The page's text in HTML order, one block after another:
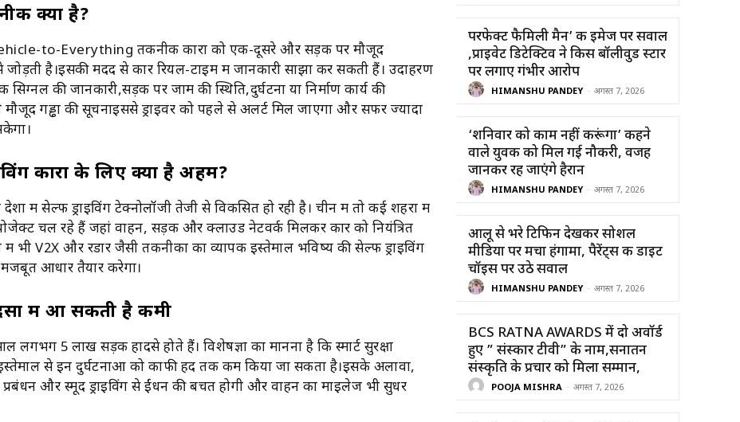
क्या है?
to-Everything तकनीक कारों को एक-दूसरे और सड़क पर मौजूद
से जोड़ती है।इसकी मदद से कारें रियल-टाइम में जानकारी साझा कर सकती हैं। उदाहरण
सिग्नल की जानकारी,सड़क पर जाम की स्थिति,दुर्घटना या निर्माण कार्य की
गड्ढों की सूचनाइससे ड्राइवर को पहले से अलर्ट मिल जाएगा और सफर ज्यादा
कारों के लिए क्यों है अहम?
में सेल्फ ड्राइविंग टेक्नोलॉजी तेजी से विकसित हो रही है। चीन में तो कई शहरों में
चल रहे हैं जहां वाहन, सड़क और क्लाउड नेटवर्क मिलकर कार को नियंत्रित
में भी V2X और रडार जैसी तकनीकों का व्यापक इस्तेमाल भविष्य की सेल्फ ड्राइविंग
आधार तैयार करेगा।
में आ सकती है कमी
लगभग 5 लाख सड़क हादसे होते हैं। विशेषज्ञों का मानना है कि स्मार्ट सुरक्षा
से इन दुर्घटनाओं को काफी हद तक कम किया जा सकता है।इसके अलावा,
प्रबंधन और स्मूद ड्राइविंग से ईंधन की बचत होगी और वाहन का माइलेज भी सुधर
परफेक्ट फैमिली मैन’ की इमेज पर सवाल
,प्राइवेट डिटेक्टिव ने किस बॉलीवुड स्टार
पर लगाए गंभीर आरोप
HIMANSHU PANDEY - अगस्त 7, 2026
‘शनिवार को काम नहीं करूंगा’ कहने
वाले युवक को मिल गई नौकरी, वजह
जानकर रह जाएंगे हैरान
HIMANSHU PANDEY - अगस्त 7, 2026
आलू से भरे टिफिन देखकर सोशल
मीडिया पर मचा हंगामा, पैरेंट्स की डाइट
चॉइस पर उठे सवाल
HIMANSHU PANDEY - अगस्त 7, 2026
BCS RATNA AWARDS में दो अवॉर्ड
हुए ” संस्कार टीवी” के नाम,सनातन
संस्कृति के प्रचार को मिला सम्मान,
POOJA MISHRA - अगस्त 7, 2026